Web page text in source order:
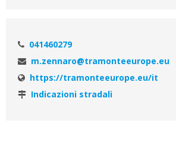
041460279
m.zennaro@tramonteeurope.eu
https://tramonteeurope.eu/it
Indicazioni stradali